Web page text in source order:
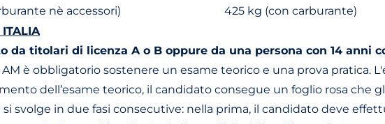
nè accessori)
425 kg (con carburante)
da titolari di licenza A o B oppure da una persona con 14 anni
è obbligatorio sostenere un esame teorico e una prova pratica.
dell’esame teorico, il candidato consegue un foglio rosa che
si svolge in due fasi consecutive: nella prima, il candidato deve